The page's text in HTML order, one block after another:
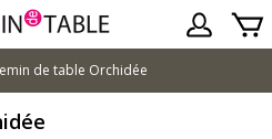
de table Orchidée